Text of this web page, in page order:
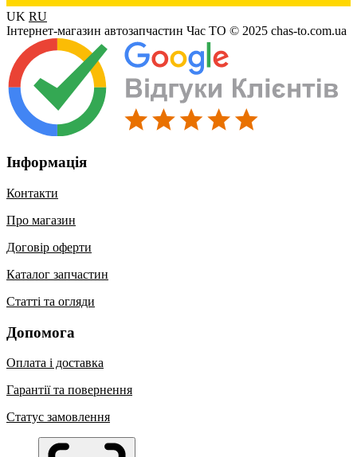
UK RU
Інтернет-магазин автозапчастин Час ТО © 2025 chas-to.com.ua
Інформація
Контакти
Про магазин
Договір оферти
Каталог запчастин
Статті та огляди
Допомога
Оплата і доставка
Гарантії та повернення
Статус замовлення